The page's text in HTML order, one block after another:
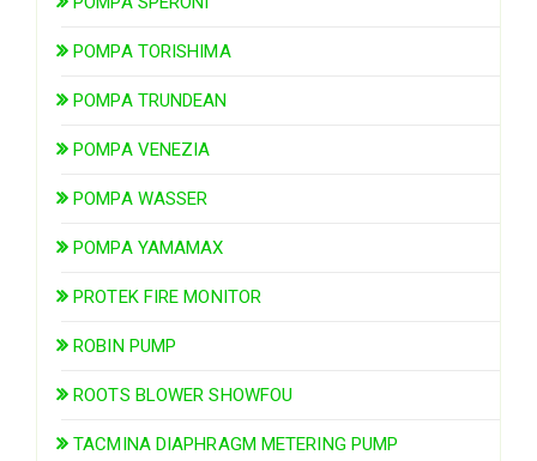
POMPA TORISHIMA
POMPA TRUNDEAN
POMPA VENEZIA
POMPA WASSER
POMPA YAMAMAX
PROTEK FIRE MONITOR
ROBIN PUMP
ROOTS BLOWER SHOWFOU
TACMINA DIAPHRAGM METERING PUMP